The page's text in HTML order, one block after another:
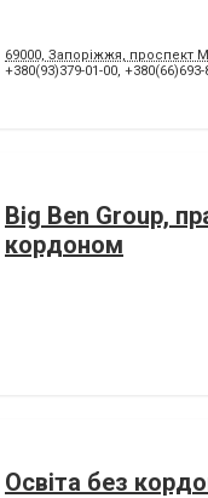
69000, Запоріжжя, проспект
+380(93)379-01-00, +380(66)693-
Big Ben Group,
кордоном
Освіта без